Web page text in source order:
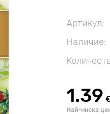
Артикул:
Наличие:
1.39
Най-ниска